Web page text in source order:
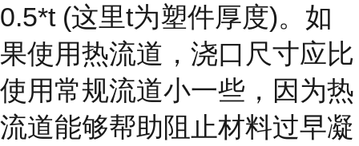
0.5*t (这里t为塑件厚度)。如
果使用热流道，浇口尺寸应比
使用常规流道小一些，因为热
流道能够帮助阻止材料过早凝